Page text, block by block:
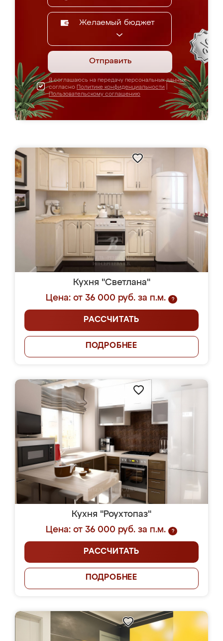
Желаемый бюджет
Отправить
Я соглашаюсь на передачу персональных данных
согласно Политике конфиденциальности
Пользовательскому соглашению
Кухня "Светлана"
Цена: от 36 000 руб. за п.м.
?
РАССЧИТАТЬ
ПОДРОБНЕЕ
Кухня "Роухтопаз"
Цена: от 36 000 руб. за п.м.
?
РАССЧИТАТЬ
ПОДРОБНЕЕ